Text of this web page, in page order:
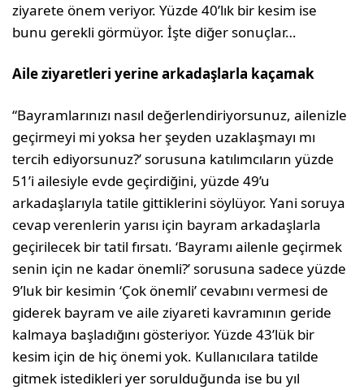
ziyarete önem veriyor. Yüzde 40’lık bir kesim ise
bunu gerekli görmüyor. İşte diğer sonuçlar…
Aile ziyaretleri yerine arkadaşlarla kaçamak
“Bayramlarınızı nasıl değerlendiriyorsunuz, ailenizle
geçirmeyi mi yoksa her şeyden uzaklaşmayı mı
tercih ediyorsunuz?’ sorusuna katılımcıların yüzde
51’i ailesiyle evde geçirdiğini, yüzde 49’u
arkadaşlarıyla tatile gittiklerini söylüyor. Yani soruya
cevap verenlerin yarısı için bayram arkadaşlarla
geçirilecek bir tatil fırsatı. ‘Bayramı ailenle geçirmek
senin için ne kadar önemli?’ sorusuna sadece yüzde
9’luk bir kesimin ‘Çok önemli’ cevabını vermesi de
giderek bayram ve aile ziyareti kavramının geride
kalmaya başladığını gösteriyor. Yüzde 43’lük bir
kesim için de hiç önemi yok. Kullanıcılara tatilde
gitmek istedikleri yer sorulduğunda ise bu yıl